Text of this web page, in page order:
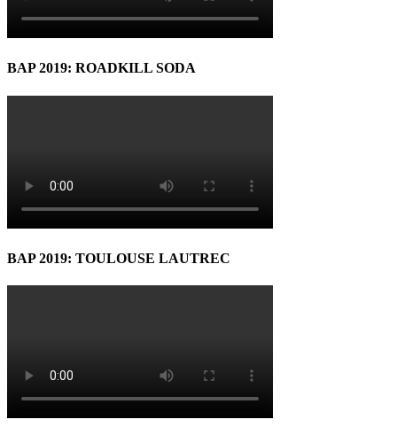
BAP 2019: ROADKILL SODA
BAP 2019: TOULOUSE LAUTREC